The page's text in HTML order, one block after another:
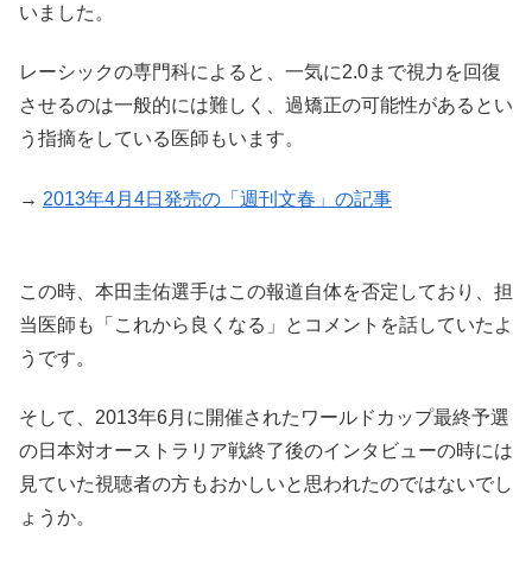
いました。
レーシックの専門科によると、一気に2.0まで視力を回復
させるのは一般的には難しく、過矯正の可能性があるとい
う指摘をしている医師もいます。
→ 2013年4月4日発売の「週刊文春」の記事
この時、本田圭佑選手はこの報道自体を否定しており、担
当医師も「これから良くなる」とコメントを話していたよ
うです。
そして、2013年6月に開催されたワールドカップ最終予選
の日本対オーストラリア戦終了後のインタビューの時には
見ていた視聴者の方もおかしいと思われたのではないでし
ょうか。